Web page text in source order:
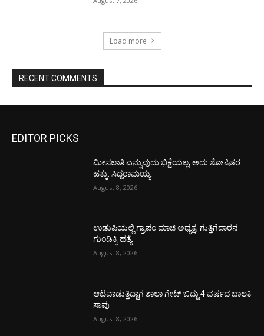
Load more
RECENT COMMENTS
EDITOR PICKS
ಮೀಸಲಾತಿ ಎನ್ನುವುದು ಭಿಕ್ಷೆಯಲ್ಲ, ಅದು ಶೋಷಿತರ
ಹಕ್ಕು: ಸಿದ್ದರಾಮಯ್ಯ
August 8, 2026
ಉಡುಪಿಯಲ್ಲಿ ಗ್ರಾಪಂ ಮಾಜಿ ಅಧ್ಯಕ್ಷ, ಗುತ್ತಿಗೆದಾರನ
ಗುಂಡಿಕ್ಕಿ ಹತ್ಯೆ
August 8, 2026
ಆಟವಾಡುತ್ತಿದ್ದಾಗ ಶಾಲಾ ಗೇಟ್‌ ಬಿದ್ದು 4 ವರ್ಷದ ಬಾಲಕಿ
ಸಾವು
August 8, 2026